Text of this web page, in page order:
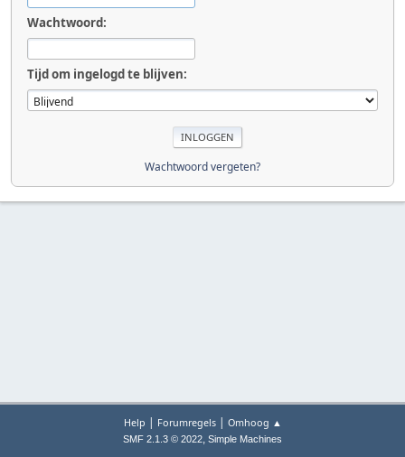
Wachtwoord:
Tijd om ingelogd te blijven:
Wachtwoord vergeten?
Help | Forumregels| Omhoog ▲
SMF 2.1.3 © 2022, Simple Machines